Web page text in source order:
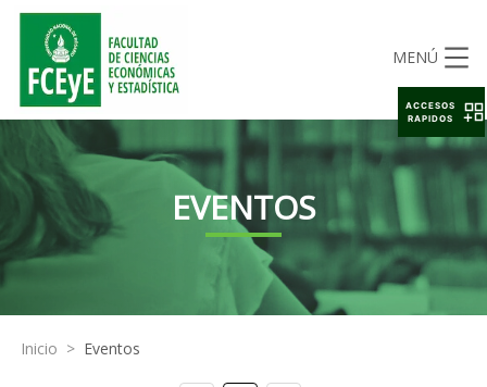
MENÚ
EVENTOS
Inicio > Eventos
ACCESOS
RAPIDOS